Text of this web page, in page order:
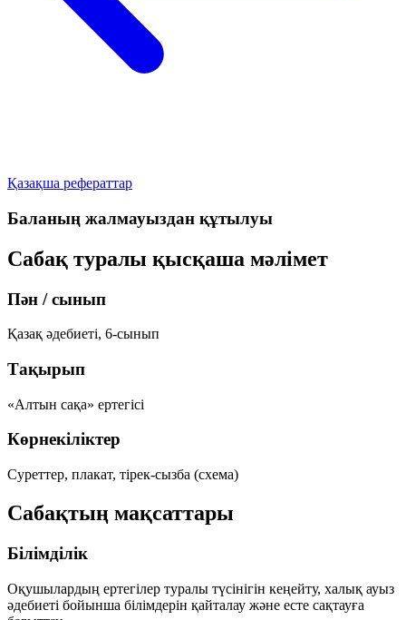
Қазақша рефераттар
Баланың жалмауыздан құтылуы
Сабақ туралы қысқаша мәлімет
Пән / сынып
Қазақ әдебиеті, 6-сынып
Тақырып
«Алтын сақа» ертегісі
Көрнекіліктер
Суреттер, плакат, тірек-сызба (схема)
Сабақтың мақсаттары
Білімділік
Оқушылардың ертегілер туралы түсінігін кеңейту, халық ауыз
әдебиеті бойынша білімдерін қайталау және есте сақтауға